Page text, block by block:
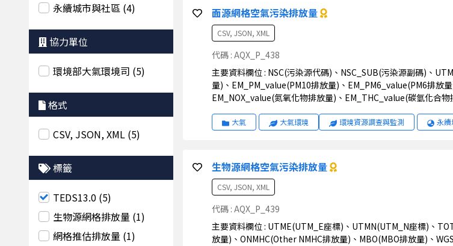
永續城市與社區 (4)
協力單位
環境部大氣環境司 (5)
格式
CSV, JSON, XML (5)
標籤
TEDS13.0 (5)
生物源網格排放量 (1)
網格推估排放量 (1)
面源網格空氣污染排放量
CSV, JSON, XML
代碼 : AQX_P_438
主要資料欄位 : NSC(污染源代碼)、NSC_SUB(污染源副碼)、UTME(UTM_E座標)、UTMN(UTM_N座標)、DICT(鄉鎮代碼)、EM_TSP_value(TSP排放
量)、EM_PM_value(PM10排放量)、EM_PM6_value(PM6排放
EM_NOX_value(氮氧化物排放量)、EM_THC_value(碳氫化合
大氣 大氣環境 環境資源調查與監測 永續
生物源網格空氣污染排放量
CSV, JSON, XML
代碼 : AQX_P_439
主要資料欄位 : UTME(UTM_E座標)、UTMN(UTM_N座標)、TOTAL_NMHC(Total_NMHC排放量)、ISO(Isoprene排放量)、MONO(Monoterpenes排
放量)、ONMHC(Other NMHC排放量)、MBO(MBO排放量)、